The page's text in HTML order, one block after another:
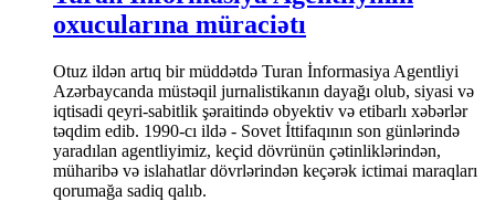
oxucularına müraciətı
Otuz ildən artıq bir müddətdə Turan İnformasiya Agentliyi
Azərbaycanda müstəqil jurnalistikanın dayağı olub, siyasi və
iqtisadi qeyri-sabitlik şəraitində obyektiv və etibarlı xəbərlər
təqdim edib. 1990-cı ildə - Sovet İttifaqının son günlərində
yaradılan agentliyimiz, keçid dövrünün çətinliklərindən,
müharibə və islahatlar dövrlərindən keçərək ictimai maraqları
qorumağa sadiq qalıb.